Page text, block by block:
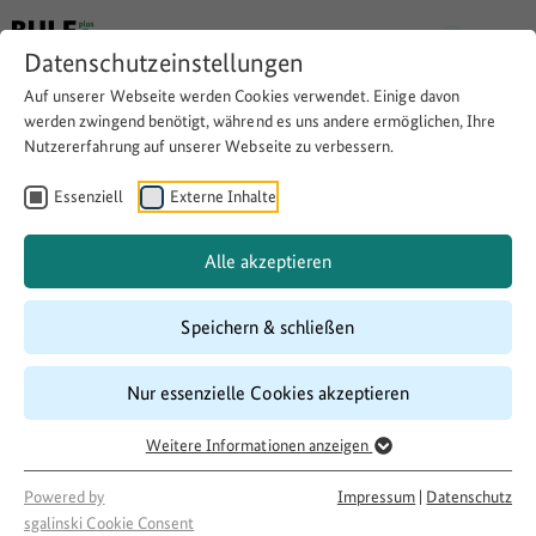
Datenschutzeinstellungen
Auf unserer Webseite werden Cookies verwendet. Einige davon
werden zwingend benötigt, während es uns andere ermöglichen, Ihre
Nutzererfahrung auf unserer Webseite zu verbessern.
Essenziell Externe Inhalte
Alle akzeptieren
Speichern & schließen
Nur essenzielle Cookies akzeptieren
Weitere Informationen anzeigen
Powered by
sgalinski Cookie Consent
Impressum | Datenschutz
Einen Gemüsegarten
zusammen mit Geflüchteten
anlegen
Website besuchen Download
04/2017
Förderung